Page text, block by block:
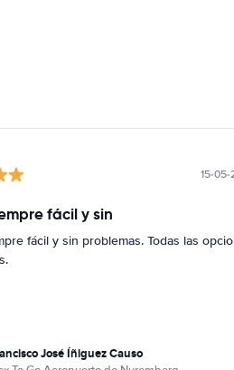
15-05-
fácil y sin
fácil y sin problemas. Todas las
José Íñiguez Causo